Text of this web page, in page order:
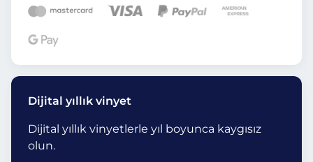
Dijital yıllık vinyet
Dijital yıllık vinyetlerle yıl boyunca kaygısız
olun.